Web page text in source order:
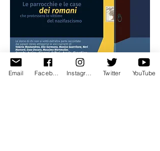
Email Twitter YouTube